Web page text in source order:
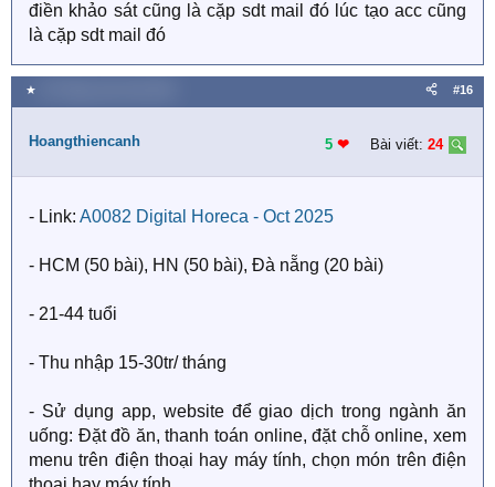
điền khảo sát cũng là cặp sdt mail đó lúc tạo acc cũng
là cặp sdt mail đó
★ #16
Hoangthiencanh 5 ❤︎ Bài viết: 24
- Link: A0082 Digital Horeca - Oct 2025
- HCM (50 bài), HN (50 bài), Đà nẵng (20 bài)
- 21-44 tuổi
- Thu nhập 15-30tr/ tháng
- Sử dụng app, website để giao dịch trong ngành ăn
uống: Đặt đồ ăn, thanh toán online, đặt chỗ online, xem
menu trên điện thoại hay máy tính, chọn món trên điện